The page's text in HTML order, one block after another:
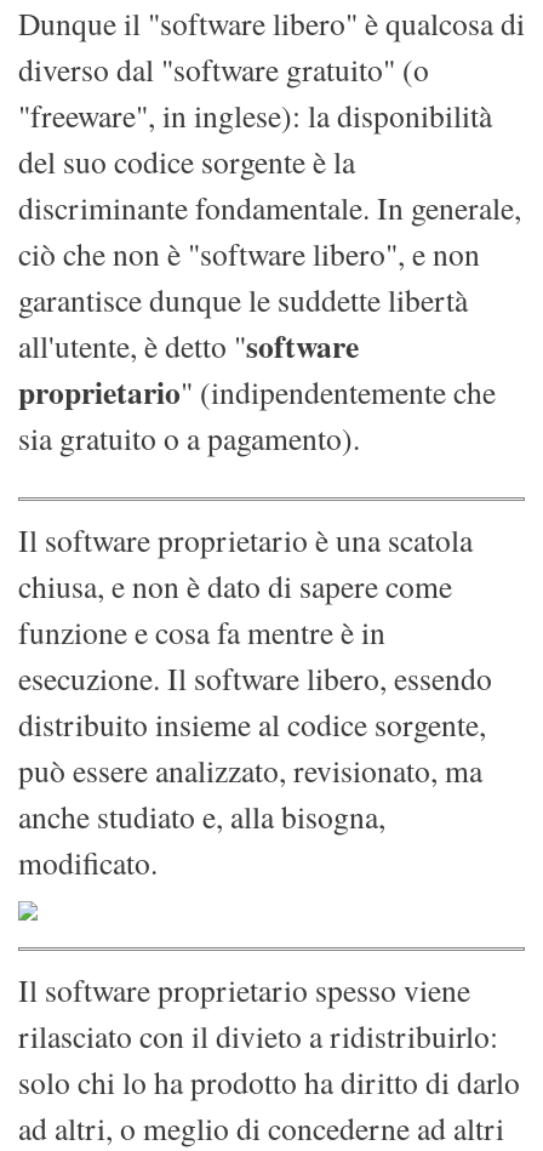
Dunque il "software libero" è qualcosa di
diverso dal "software gratuito" (o
"freeware", in inglese): la disponibilità
del suo codice sorgente è la
discriminante fondamentale. In generale,
ciò che non è "software libero", e non
garantisce dunque le suddette libertà
all'utente, è detto "software
proprietario" (indipendentemente che
sia gratuito o a pagamento).
Il software proprietario è una scatola
chiusa, e non è dato di sapere come
funzione e cosa fa mentre è in
esecuzione. Il software libero, essendo
distribuito insieme al codice sorgente,
può essere analizzato, revisionato, ma
anche studiato e, alla bisogna,
modificato.
Il software proprietario spesso viene
rilasciato con il divieto a ridistribuirlo:
solo chi lo ha prodotto ha diritto di darlo
ad altri, o meglio di concederne ad altri